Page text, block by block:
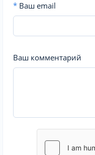
* Ваш email
Ваш комментарий